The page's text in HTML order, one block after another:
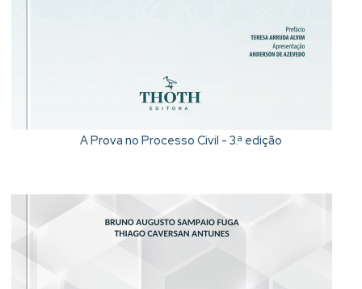
A Prova no Processo Civil - 3.ª edição